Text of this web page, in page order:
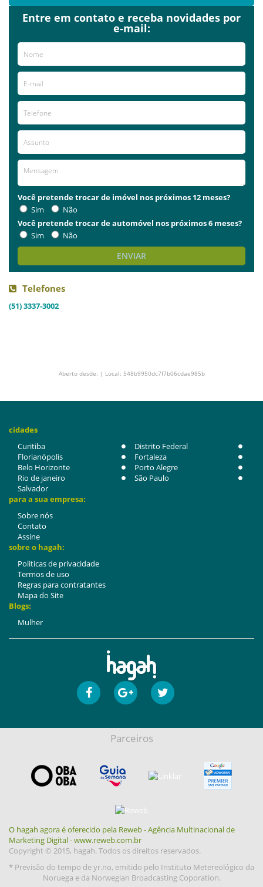
Entre em contato e receba novidades por
e-mail:
Você pretende trocar de imóvel nos próximos 12 meses?
Sim
Não
Você pretende trocar de automóvel nos próximos 6 meses?
Sim
Não
ENVIAR
Telefones
(51) 3337-3002
Aberto desde: | Local: 548b9950dc7f7b06cdae985b
cidades
Curitiba
Distrito Federal
Florianópolis
Fortaleza
Belo Horizonte
Porto Alegre
Rio de janeiro
São Paulo
Salvador
para a sua empresa:
Sobre nós
Contato
Assine
sobre o hagah:
Politicas de privacidade
Termos de uso
Regras para contratantes
Mapa do Site
Blogs:
Mulher
Parceiros
O hagah agora é oferecido pela Reweb - Agência Multinacional de
Marketing Digital - www.reweb.com.br
Copyright © 2015, hagah. Todos os direitos reservados.
* Previsão do tempo de yr.no, emitido pelo Instituto Metereológico da
Noruega e da Norwegian Broadcasting Coporation.